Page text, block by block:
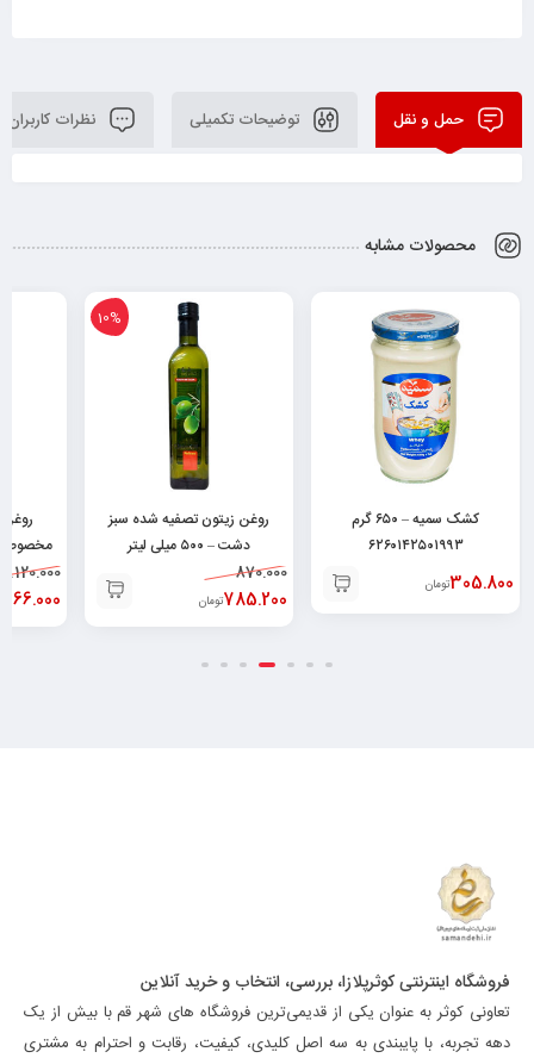
حمل و نقل توضیحات تکمیلی نظرات کاربران
محصولات مشابه
کشک سمیه – ۶۵۰ گرم
۶۲۶۰۱۴۲۵۰۱۹۹۳
305.800تومان
10%
روغن زیتون تصفیه شده سبز
دشت – ۵۰۰ میلی لیتر
۶۲۶۰۴۷۳۷۱۵۵۹۵870.000
785.200تومان
1.120.000
966.000
فروشگاه اینترنتی کوثرپلازا، بررسی، انتخاب و خرید آنلاین
تعاونی کوثر به عنوان یکی از قدیمی‌ترین فروشگاه های شهر قم با بیش از یک
دهه تجربه، با پایبندی به سه اصل کلیدی، کیفیت، رقابت و احترام به مشتری